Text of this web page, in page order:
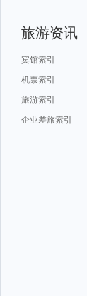
旅游资讯
宾馆索引
机票索引
旅游索引
企业差旅索引